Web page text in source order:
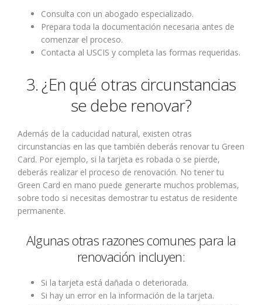
Consulta con un abogado especializado.
Prepara toda la documentación necesaria antes de
comenzar el proceso.
Contacta al USCIS y completa las formas requeridas.
3. ¿En qué otras circunstancias
se debe renovar?
Además de la caducidad natural, existen otras
circunstancias en las que también deberás renovar tu Green
Card. Por ejemplo, si la tarjeta es robada o se pierde,
deberás realizar el proceso de renovación. No tener tu
Green Card en mano puede generarte muchos problemas,
sobre todo si necesitas demostrar tu estatus de residente
permanente.
Algunas otras razones comunes para la
renovación incluyen:
Si la tarjeta está dañada o deteriorada.
Si hay un error en la información de la tarjeta.